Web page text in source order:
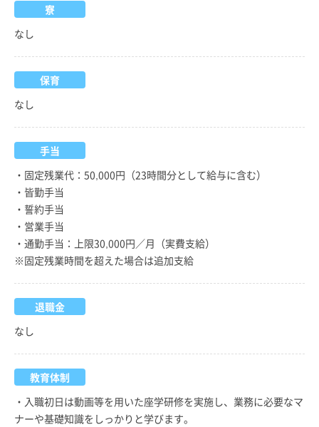
寮
なし
保育
なし
手当
・固定残業代：50,000円（23時間分として給与に含む）
・皆勤手当
・誓約手当
・営業手当
・通勤手当：上限30,000円／月（実費支給）
※固定残業時間を超えた場合は追加支給
退職金
なし
教育体制
・入職初日は動画等を用いた座学研修を実施し、業務に必要なマ
ナーや基礎知識をしっかりと学びます。